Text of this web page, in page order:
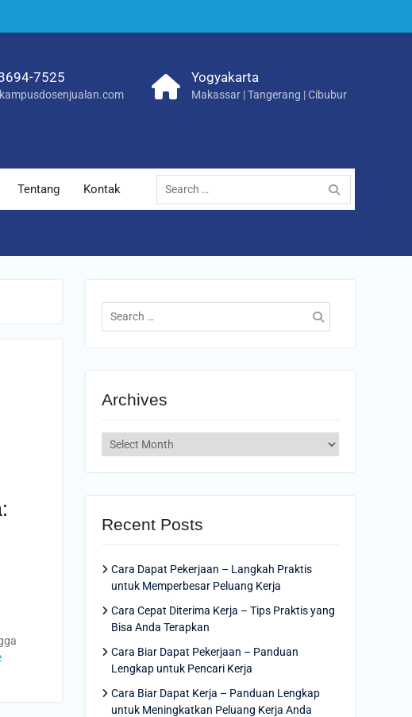
7525 Yogyakarta
Makassar | Tangerang | Cibubur
Tentang Kontak
Search
for:
Search
for:
Archives
Archives
Recent Posts
Cara Dapat Pekerjaan – Langkah Praktis
untuk Memperbesar Peluang Kerja
Cara Cepat Diterima Kerja – Tips Praktis yang
Bisa Anda Terapkan
Cara Biar Dapat Pekerjaan – Panduan
Lengkap untuk Pencari Kerja
Cara Biar Dapat Kerja – Panduan Lengkap
untuk Meningkatkan Peluang Kerja Anda